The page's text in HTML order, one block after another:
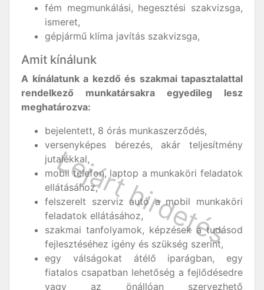
fém megmunkálási, hegesztési szakvizsga,
ismeret,
gépjármű klíma javítás szakvizsga,
Amit kínálunk
A kínálatunk a kezdő és szakmai tapasztalattal
rendelkező munkatársakra egyedileg lesz
meghatározva:
bejelentett, 8 órás munkaszerződés,
versenyképes bérezés, akár teljesítmény
jutalékkal,
mobil telefon, laptop a munkaköri feladatok
ellátásához,
felszerelt szerviz autó a mobil munkaköri
feladatok ellátásához,
szakmai tanfolyamok, képzések a tudásod
fejlesztéséhez igény és szükség szerint,
egy válságokat átélő iparágban, egy
fiatalos csapatban lehetőség a fejlődésedre
vagy az önállóan szervezhető